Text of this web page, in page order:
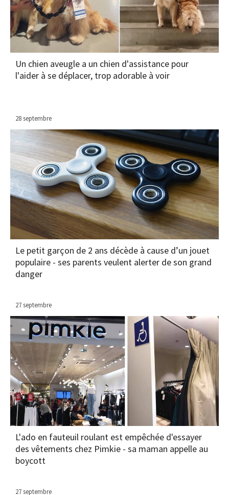
Un chien aveugle a un chien d'assistance pour
l'aider à se déplacer, trop adorable à voir
28 septembre
Le petit garçon de 2 ans décède à cause d’un jouet
populaire - ses parents veulent alerter de son grand
danger
27 septembre
L'ado en fauteuil roulant est empêchée d'essayer
des vêtements chez Pimkie - sa maman appelle au
boycott
27 septembre